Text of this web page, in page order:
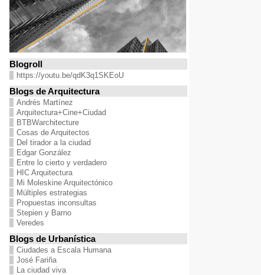
Blogroll
https://youtu.be/qdK3q1SKEoU
Blogs de Arquitectura
Andrés Martínez
Arquitectura+Cine+Ciudad
BTBWarchitecture
Cosas de Arquitectos
Del tirador a la ciudad
Edgar González
Entre lo cierto y verdadero
HIC Arquitectura
Mi Moleskine Arquitectónico
Múltiples estrategias
Propuestas inconsultas
Stepien y Barno
Veredes
Blogs de Urbanística
Ciudades a Escala Humana
José Fariña
La ciudad viva